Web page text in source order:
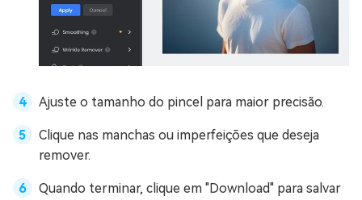
Ajuste o tamanho do pincel para maior precisão.
Clique nas manchas ou imperfeições que deseja
remover.
Quando terminar, clique em "Download" para salvar